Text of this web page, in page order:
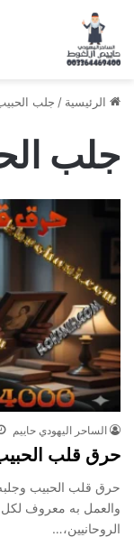
الرئيسية / جلب
جلب
الساحر اليهودي حاييم
حرق قلب
حرق قلب الحبيب
والعمل به معروف لكل
الروحانيين،…